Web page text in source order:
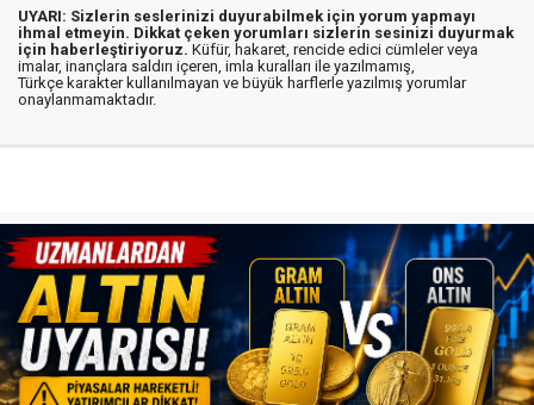
UYARI: Sizlerin seslerinizi duyurabilmek için yorum yapmayı
ihmal etmeyin. Dikkat çeken yorumları sizlerin sesinizi duyurmak
için haberleştiriyoruz. Küfür, hakaret, rencide edici cümleler veya
imalar, inançlara saldırı içeren, imla kuralları ile yazılmamış,
Türkçe karakter kullanılmayan ve büyük harflerle yazılmış yorumlar
onaylanmamaktadır.